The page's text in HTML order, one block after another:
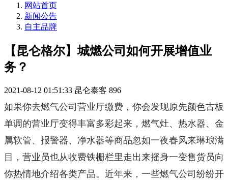
网站首页
新闻公告
自主品牌
【昆仑格尔】城燃公司如何开展增值业
务？
2021-08-12 01:51:33 昆仑泰客 896
如果你去燃气公司营业厅缴费，你会发现原先颜色古板
单调的营业厅变得丰富多彩起来，燃气灶、热水器、金
属软管、报警器、净水器等商品忽如一夜春风来琳琅满
目，营业员也从收费铁栅栏里走出来摇身一变售货员向
你热情地介绍各类产品。近年来，一些燃气公司纷纷开